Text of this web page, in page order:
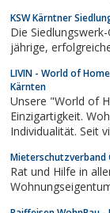
KSW Kärntner
Die
jährige,
LIVIN - World of
Kärnten
Unsere "World of
Einzigartigkeit.
Individualität. Seit
erfolgreich.
Mieterschutzverband
Rat und Hilfe in